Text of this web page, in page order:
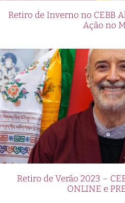
Retiro de Inverno no CEBB
Ação no
Retiro de Verão 2023 –
ONLINE e